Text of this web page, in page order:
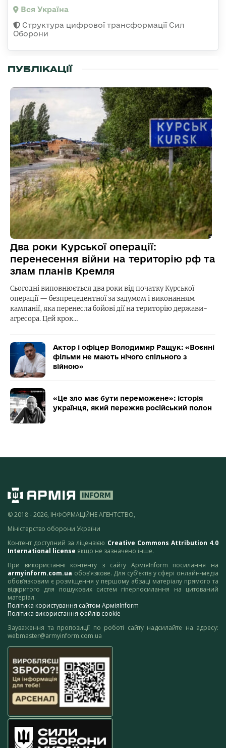
Вся Україна
Структура цифрової трансформації Сил
Оборони
ПУБЛІКАЦІЇ
Два роки Курської операції:
перенесення війни на територію рф та
злам планів Кремля
Сьогодні виповнюється два роки від початку Курської
операції — безпрецедентної за задумом і виконанням
кампанії, яка перенесла бойові дії на територію держави-
агресора. Цей крок…
Актор і офіцер Володимир Ращук: «Воєнні
фільми не мають нічого спільного з
війною»
«Це зло має бути переможене»: історія
українця, який пережив російський полон
© 2018 - 2026, ІНФОРМАЦІЙНЕ АГЕНТСТВО,
Міністерство оборони України
Контент доступний за ліцензією Creative Commons Attribution 4.0
International license якщо не зазначено інше.
При використанні контенту з сайту АрміяInform посилання на
armyinform.com.ua обов’язкове. Для суб’єктів у сфері онлайн-медіа
обов’язковим є розміщення у першому абзаці матеріалу прямого та
відкритого для пошукових систем гіперпосилання на цитований
матеріал.
Політика користування сайтом АрміяInform
Політика використання файлів cookie
Зауваження та пропозиції по роботі сайту надсилайте на адресу:
webmaster@armyinform.com.ua